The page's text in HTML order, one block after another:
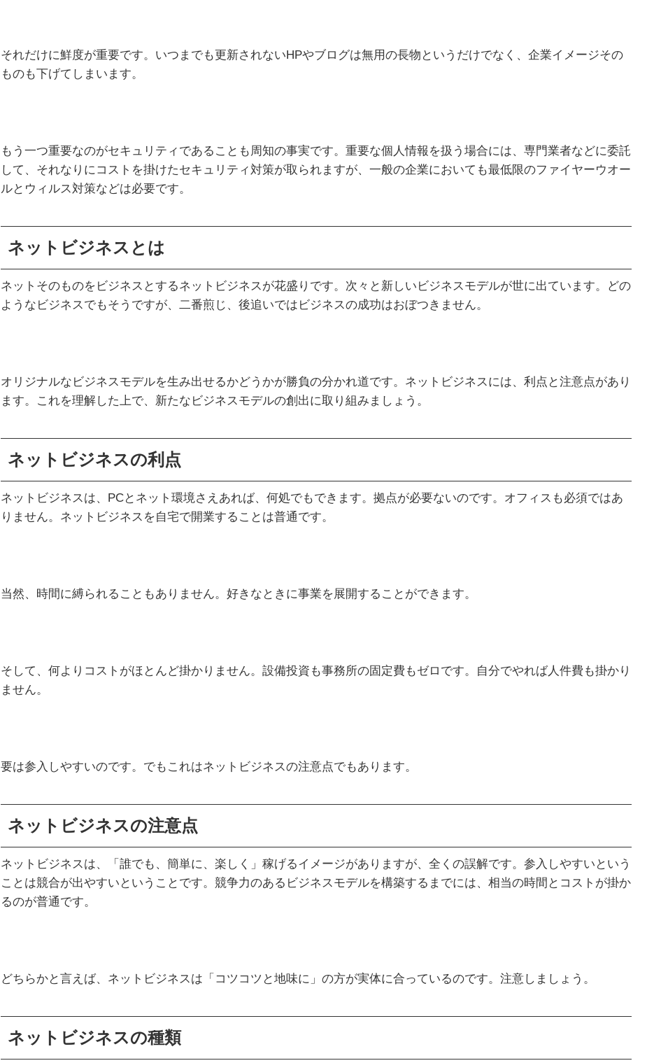
それだけに鮮度が重要です。いつまでも更新されないHPやブログは無用の長物というだけでなく、企業イメージその
ものも下げてしまいます。
もう一つ重要なのがセキュリティであることも周知の事実です。重要な個人情報を扱う場合には、専門業者などに委託
して、それなりにコストを掛けたセキュリティ対策が取られますが、一般の企業においても最低限のファイヤーウオー
ルとウィルス対策などは必要です。
ネットビジネスとは
ネットそのものをビジネスとするネットビジネスが花盛りです。次々と新しいビジネスモデルが世に出ています。どの
ようなビジネスでもそうですが、二番煎じ、後追いではビジネスの成功はおぼつきません。
オリジナルなビジネスモデルを生み出せるかどうかが勝負の分かれ道です。ネットビジネスには、利点と注意点があり
ます。これを理解した上で、新たなビジネスモデルの創出に取り組みましょう。
ネットビジネスの利点
ネットビジネスは、PCとネット環境さえあれば、何処でもできます。拠点が必要ないのです。オフィスも必須ではあ
りません。ネットビジネスを自宅で開業することは普通です。
当然、時間に縛られることもありません。好きなときに事業を展開することができます。
そして、何よりコストがほとんど掛かりません。設備投資 も事務所の固定費もゼロです。自分でやれば人件費も掛かり
ません。
要は参入しやすいのです。でもこれはネットビジネスの注意点でもあります。
ネットビジネスの注意点
ネットビジネスは、「誰でも、簡単に、楽しく」稼げるイメージがありますが、全くの誤解です。参入しやすいという
ことは競合が出やすいということです。競争力のあるビジネスモデルを構築するまでには、相当の時間とコストが掛か
るのが普通です。
どちらかと言えば、ネットビジネスは「コツコツと地味に」の方が実体に合っているのです。注意しましょう。
ネットビジネスの種類